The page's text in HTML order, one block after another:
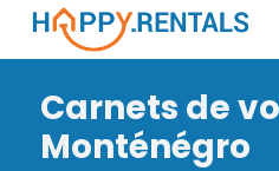
Carnets de
Monténégro